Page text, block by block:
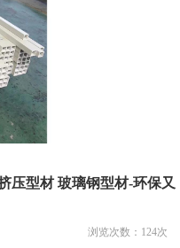
压型材 玻璃钢型材-环保又
浏览次数： 124次